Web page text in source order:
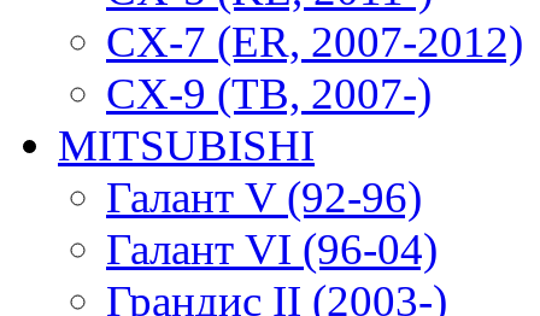
CX-7 (ER, 2007-2012)
CX-9 (TB, 2007-)
MITSUBISHI
Галант V (92-96)
Галант VI (96-04)
Грандис II (2003-)